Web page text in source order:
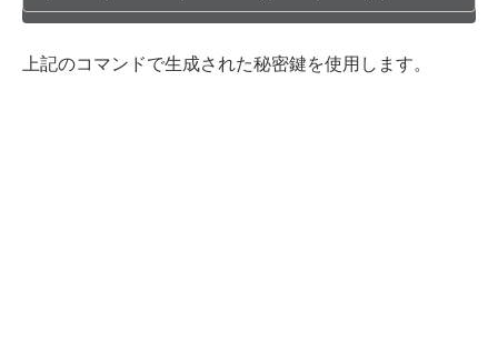
上記のコマンドで生成された秘密鍵を使用します。